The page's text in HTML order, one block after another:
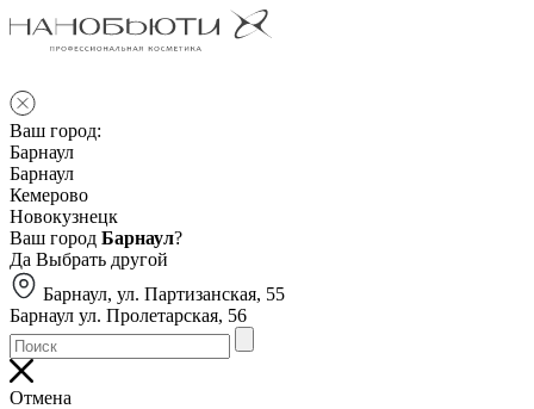
Ваш город:
Барнаул
Барнаул
Кемерово
Новокузнецк
Ваш город Барнаул?
Да Выбрать другой
Барнаул, ул. Партизанская, 55
Барнаул ул. Пролетарская, 56
Отмена